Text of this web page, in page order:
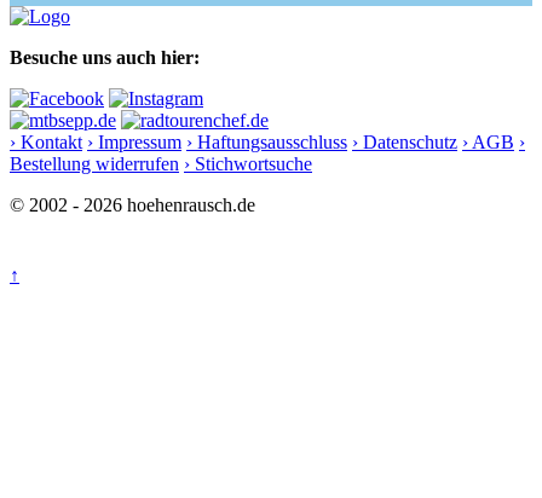
Besuche uns auch hier:
› Kontakt › Impressum › Haftungsausschluss › Datenschutz › AGB ›
Bestellung widerrufen › Stichwortsuche
© 2002 - 2026 hoehenrausch.de
↑